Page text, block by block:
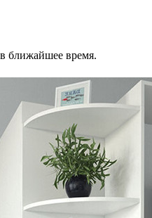
ближайшее время.